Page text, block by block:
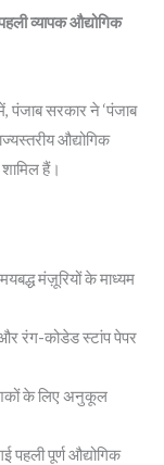
व्यापक औद्योगिक
पंजाब सरकार ने ‘पंजाब
औद्योगिक
हैं।
मंज़ूरियों के माध्यम
रंग-कोडेड स्टांप पेपर
के लिए अनुकूल
पहली पूर्ण औद्योगिक